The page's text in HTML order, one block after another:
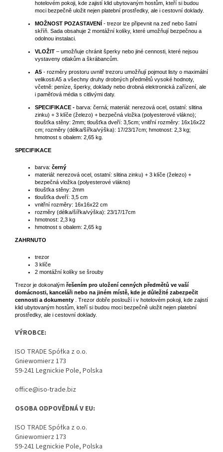
hotelovém pokoji, kde zajistí klid ubytovaným hostům, kteří si budou
moci bezpečně uložit nejen platební prostředky, ale i cestovní doklady.
MOŽNOST POZASTAVENÍ - trezor lze připevnit na zeď nebo šatní
skříň. Sada obsahuje 2 montážní kolíky, které umožňují bezpečnou a
odolnou instalaci.
VLOŽIT – umožňuje chránit šperky nebo jiné cennosti, které nejsou
vystaveny otlakům a škrábancům.
A5 - rozměry prostoru uvnitř trezoru umožňují pojmout listy o maximální
velikosti A5 a všechny druhy drobných předmětů vysoké hodnoty,
včetně: peníze, šperky, doklady nebo drobná elektronická zařízení, ale
i paměťová média s citlivými daty.
SPECIFIKACE - barva: černá; materiál: nerezová ocel, ostatní: slitina
zinku) + 3 klíče (železo) + bezpečná vložka (polyesterové vlákno);
tloušťka stěny: 2mm; tloušťka dveří: 3,5cm; vnitřní rozměry: 16x16x22
cm; rozměry (délka/šířka/výška): 17/23/17cm; hmotnost: 2,3 kg;
hmotnost s obalem: 2,65 kg.
SPECIFIKACE
barva: černý
materiál: nerezová ocel, ostatní: slitina zinku) + 3 klíče (železo) +
bezpečná vložka (polyesterové vlákno)
tloušťka stěny: 2mm
tloušťka dveří: 3,5 cm
vnitřní rozměry: 16x16x22 cm
rozměry (délka/šířka/výška): 23/17/17cm
hmotnost: 2,3 kg
hmotnost s obalem: 2,65 kg
ZAHRNUTO
trezor
3 klíče
2 montážní kolíky se šrouby
Trezor je dokonalým řešením pro uložení cenných předmětů ve vaší
domácnosti, kanceláři nebo na jiném místě, kde je důležité zabezpečit
cennosti a dokumenty
. Trezor dobře poslouží i v hotelovém pokoji, kde zajistí
klid ubytovaným hostům, kteří si budou moci bezpečně uložit nejen platební
prostředky, ale i cestovní doklady.
VÝROBCE:
ISO TRADE Spółka z o.o.
Gniewomierz 173
59-241 Legnickie Pole, Polska
office@iso-trade.biz
OSOBA ODPOVĚDNÁ V EU:
ISO TRADE Spółka z o.o.
Gniewomierz 173
59-241 Legnickie Pole, Polska